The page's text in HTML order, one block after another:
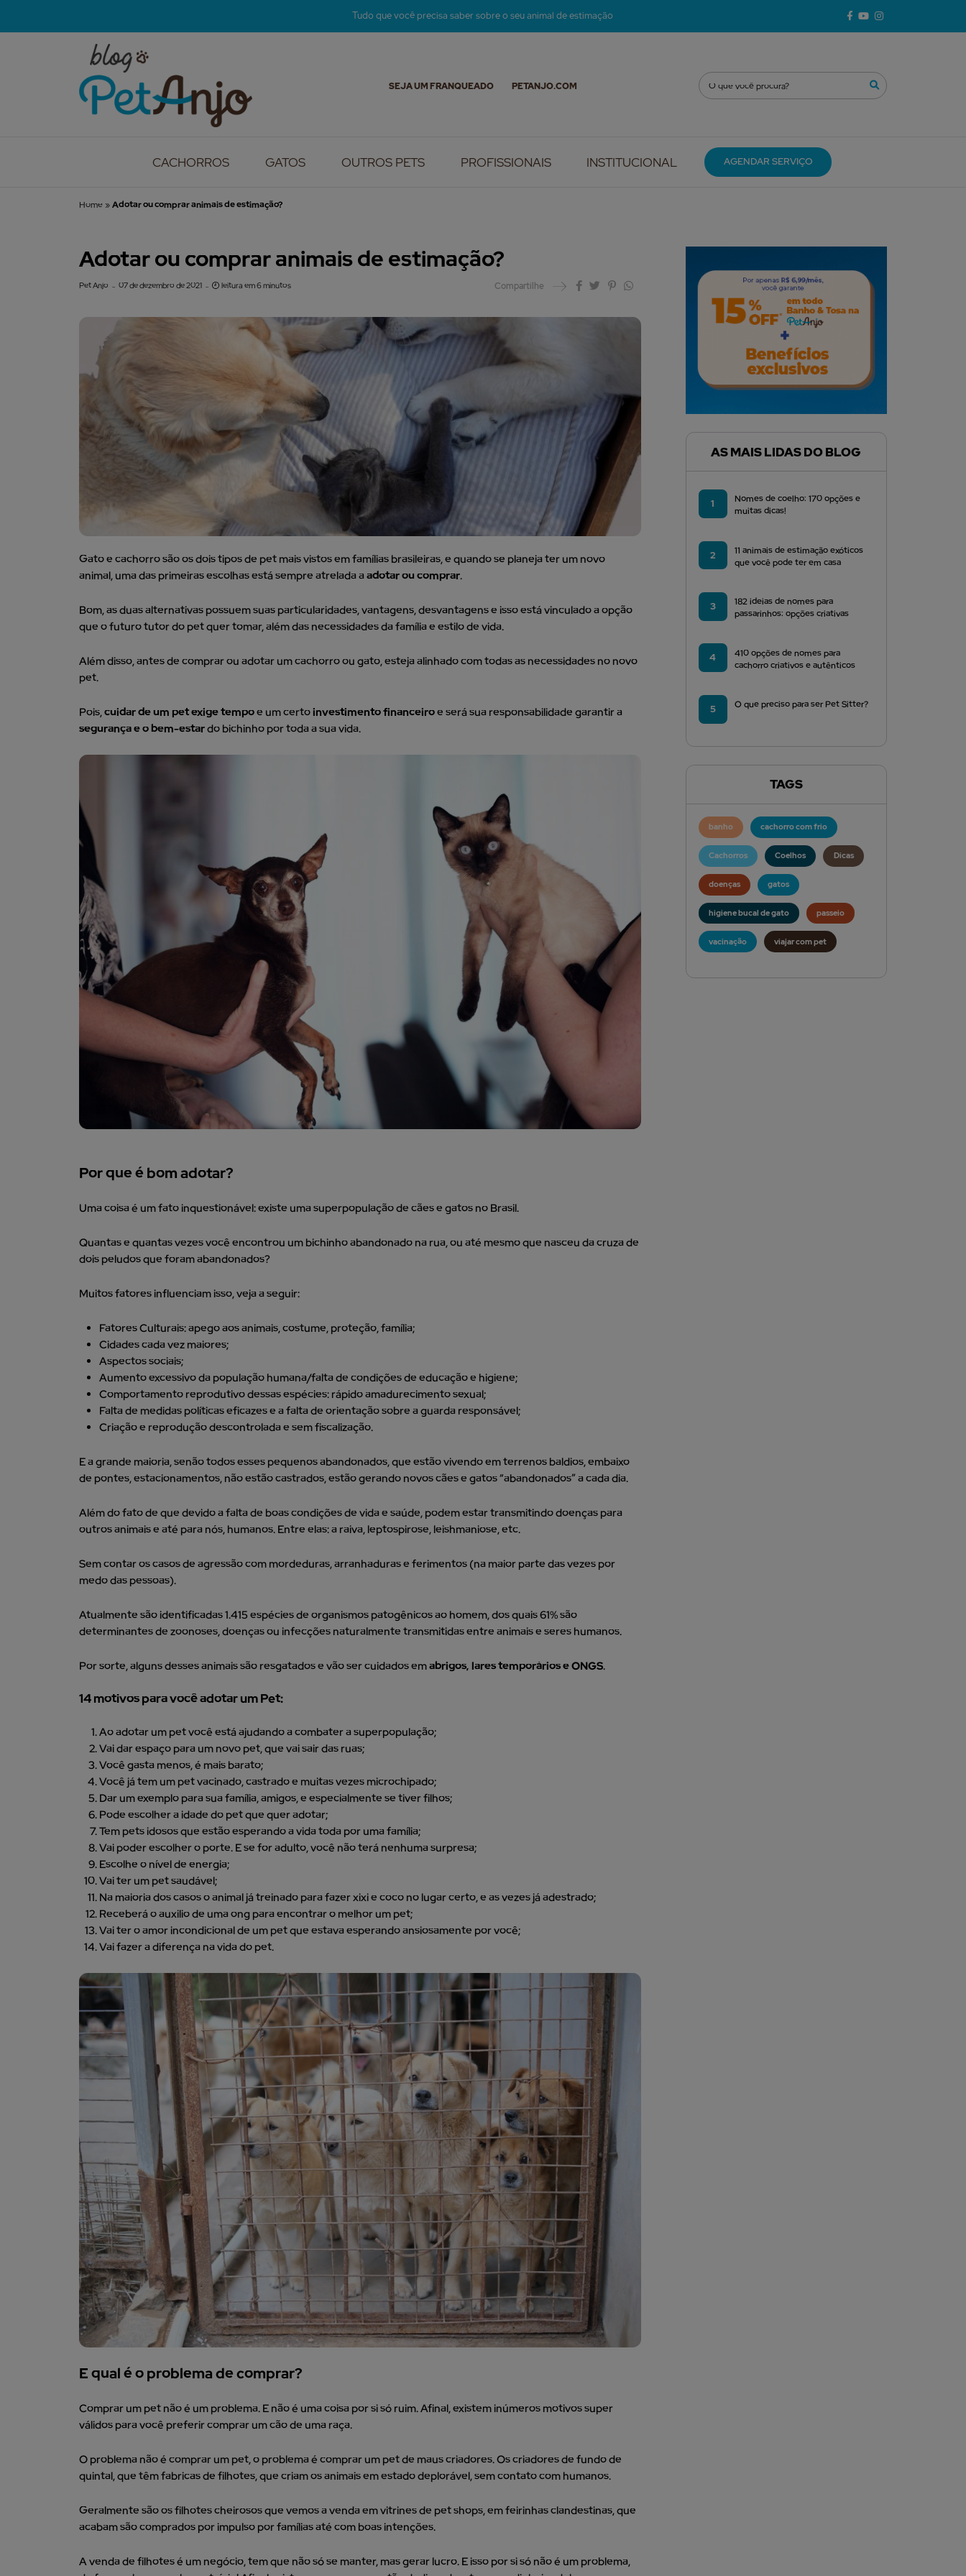
Tudo que você precisa saber sobre o seu animal de estimação
SEJA UM FRANQUEADO PETANJO.COM
CACHORROS GATOS OUTROS PETS PROFISSIONAIS INSTITUCIONAL AGENDAR SERVIÇO
Home »Adotar ou comprar animais de estimação?
Adotar ou comprar animais de estimação?
Pet Anjo 07 de dezembro de 2021 leitura em 6 minutos Compartilhe
Gato e cachorro são os dois tipos de pet mais vistos em famílias brasileiras, e quando se planeja ter um novo
animal, uma das primeiras escolhas está sempre atrelada a adotar ou comprar.
Bom, as duas alternativas possuem suas particularidades, vantagens, desvantagens e isso está vinculado a opção
que o futuro tutor do pet quer tomar, além das necessidades da família e estilo de vida.
Além disso, antes de comprar ou adotar um cachorro ou gato, esteja alinhado com todas as necessidades no novo
pet.
Pois,cuidar de um pet exige tempoe um certoinvestimento financeiroe será sua responsabilidade garantir a
segurança e o bem-estardo bichinho por toda a sua vida.
Por que é bom adotar?
Uma coisa é um fato inquestionável: existe uma superpopulação de cães e gatos no Brasil.
Quantas e quantas vezes você encontrou um bichinho abandonado na rua, ou até mesmo que nasceu da cruza de
dois peludos que foram abandonados?
Muitos fatores influenciam isso, veja a seguir:
Fatores Culturais: apego aos animais, costume, proteção, família;
Cidades cada vez maiores;
Aspectos sociais;
Aumento excessivo da população humana/falta de condições de educação e higiene;
Comportamento reprodutivo dessas espécies: rápido amadurecimento sexual;
Falta de medidas políticas eficazes e a falta de orientação sobre a guarda responsável;
Criação e reprodução descontrolada e sem fiscalização.
E a grande maioria, senão todos esses pequenos abandonados, que estão vivendo em terrenos baldios, embaixo
de pontes, estacionamentos, não estão castrados, estão gerando novos cães e gatos “abandonados” a cada dia.
Além do fato de que devido a falta de boas condições de vida e saúde, podem estar transmitindo doenças para
outros animais e até para nós, humanos. Entre elas: a raiva, leptospirose, leishmaniose, etc.
Sem contar os casos de agressão com mordeduras, arranhaduras e ferimentos (na maior parte das vezes por
medo das pessoas).
Atualmente são identificadas 1.415 espécies de organismos patogênicos ao homem, dos quais 61% são
determinantes de zoonoses, doenças ou infecções naturalmente transmitidas entre animais e seres humanos.
Por sorte, alguns desses animais são resgatados e vão ser cuidados emabrigos, lares temporários e ONGS.
14 motivos para você adotar um Pet:
Ao adotar um pet você está ajudando a combater a superpopulação;
Vai dar espaço para um novo pet, que vai sair das ruas;
Você gasta menos, é mais barato;
Você já tem um pet vacinado, castrado e muitas vezes microchipado;
Dar um exemplo para sua família, amigos, e especialmente se tiver filhos;
Pode escolher a idade do pet que quer adotar;
Tem pets idosos que estão esperando a vida toda por uma família;
Vai poder escolher o porte. E se for adulto, você não terá nenhuma surpresa;
Escolhe o nível de energia;
Vai ter um pet saudável;
Na maioria dos casos o animal já treinado para fazer xixi e coco no lugar certo, e as vezes já adestrado;
Receberá o auxilio de uma ong para encontrar o melhor um pet;
Vai ter o amor incondicional de um pet que estava esperando ansiosamente por você;
Vai fazer a diferença na vida do pet.
E qual é o problema de comprar?
Comprar um pet não é um problema. E não é uma coisa por si só ruim. Afinal, existem inúmeros motivos super
válidos para você preferir comprar um cão de uma raça.
O problema não é comprar um pet, o problema é comprar um pet de maus criadores. Os criadores de fundo de
quintal, que têm fabricas de filhotes, que criam os animais em estado deplorável, sem contato com humanos.
Geralmente são os filhotes cheirosos que vemos a venda em vitrines de pet shops, em feirinhas clandestinas, que
acabam são comprados por impulso por famílias até com boas intenções.
A venda de filhotes é um negócio, tem que não só se manter, mas gerar lucro. E isso por si só não é um problema,
AS MAIS LIDAS DO BLOG
1
Nomes de coelho: 170 opções e
muitas dicas!
2
11 animais de estimação exóticos
que você pode ter em casa
3
182 ideias de nomes para
passarinhos: opções criativas
4
410 opções de nomes para
cachorro criativos e autênticos
5 O que preciso para ser Pet Sitter?
TAGS
banho cachorro com frio
Cachorros Coelhos Dicas
doenças gatos
higiene bucal de gato passeio
vacinação viajar com pet